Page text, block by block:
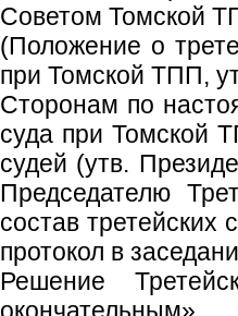
Советом Томской
(Положение о
при Томской ТПП,
Сторонам по
суда при Томской
судей (утв.
Председателю
состав
протокол в
Решение